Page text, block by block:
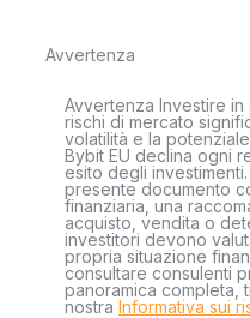
Avvertenza
Avvertenza Investire
rischi di mercato
volatilità e la
Bybit EU declina ogni
esito degli
presente documento
finanziaria, una
acquisto, vendita o
investitori devono
propria situazione
consultare consulenti
panoramica completa,
nostra Informativa sui